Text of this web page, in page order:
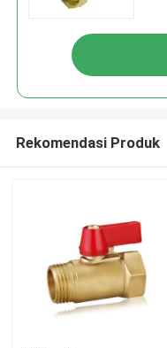
Rekomendasi Produk